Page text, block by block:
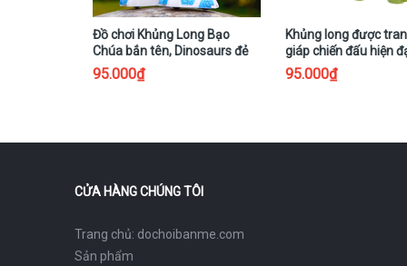
Đồ chơi Khủng Long Bạo
Chúa bắn tên, Dinosaurs đẻ
trứng có nhạc, có đèn
95.000₫
Khủng long được
giáp chiến đấu hiện
nòng súng bắn tên
95.000₫
CỬA HÀNG CHÚNG TÔI
Trang chủ: dochoibanme.com
Sản phẩm